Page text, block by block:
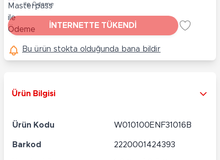
ile Ödeme
İNTERNETTE TÜKENDİ
Bu ürün stokta olduğunda bana bildir
Ürün Bilgisi
Ürün Kodu W010100ENF31016B
Barkod 2220001424393